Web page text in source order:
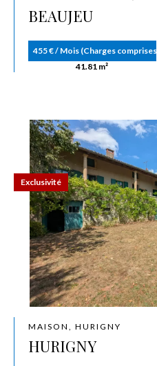
BEAUJEU
455 € / Mois (Charges comprises)
41.81 m²
MAISON, HURIGNY
HURIGNY
Exclusivité